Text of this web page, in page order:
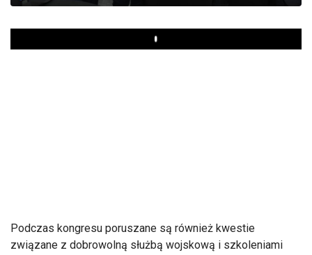
Play
Podczas kongresu poruszane są również kwestie
związane z dobrowolną służbą wojskową i szkoleniami